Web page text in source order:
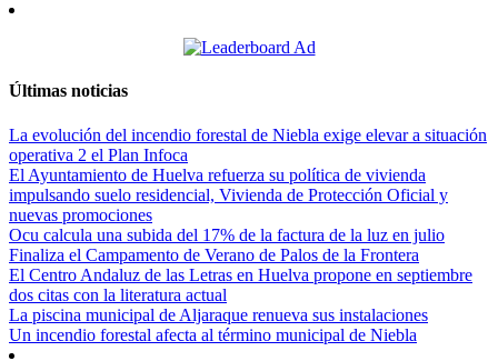
Últimas noticias
La evolución del incendio forestal de Niebla exige elevar a situación
operativa 2 el Plan Infoca
El Ayuntamiento de Huelva refuerza su política de vivienda
impulsando suelo residencial, Vivienda de Protección Oficial y
nuevas promociones
Ocu calcula una subida del 17% de la factura de la luz en julio
Finaliza el Campamento de Verano de Palos de la Frontera
El Centro Andaluz de las Letras en Huelva propone en septiembre
dos citas con la literatura actual
La piscina municipal de Aljaraque renueva sus instalaciones
Un incendio forestal afecta al término municipal de Niebla